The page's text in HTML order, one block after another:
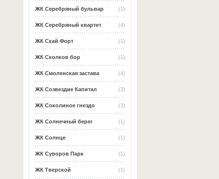
(1)
ЖК Серебряный бульвар
(4)
ЖК Серебряный квартет
(1)
ЖК Скай Форт
(1)
ЖК Сколков бор
(4)
ЖК Смоленская застава
(3)
ЖК Созвездие Капитал
(3)
ЖК Соколиное гнездо
(1)
ЖК Солнечный берег
(1)
ЖК Солнце
(1)
ЖК Суворов Парк
(1)
ЖК Тверской